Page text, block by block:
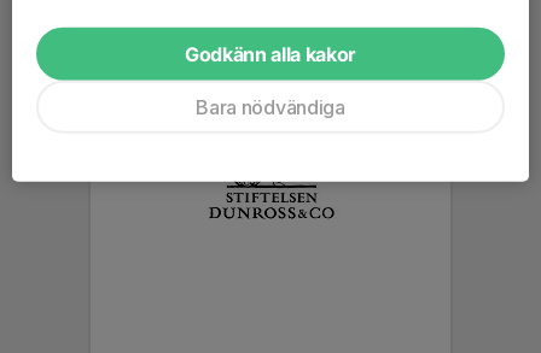
Godkänn alla kakor
Bara nödvändiga